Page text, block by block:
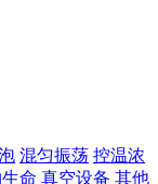
混匀振荡 控温浓
命 真空设备 其他